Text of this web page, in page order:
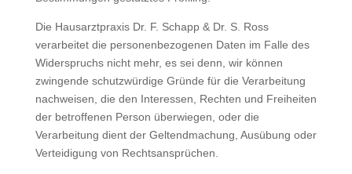
Die Hausarztpraxis Dr. F. Schapp & Dr. S. Ross
verarbeitet die personenbezogenen Daten im Falle des
Widerspruchs nicht mehr, es sei denn, wir können
zwingende schutzwürdige Gründe für die Verarbeitung
nachweisen, die den Interessen, Rechten und Freiheiten
der betroffenen Person überwiegen, oder die
Verarbeitung dient der Geltendmachung, Ausübung oder
Verteidigung von Rechtsansprüchen.